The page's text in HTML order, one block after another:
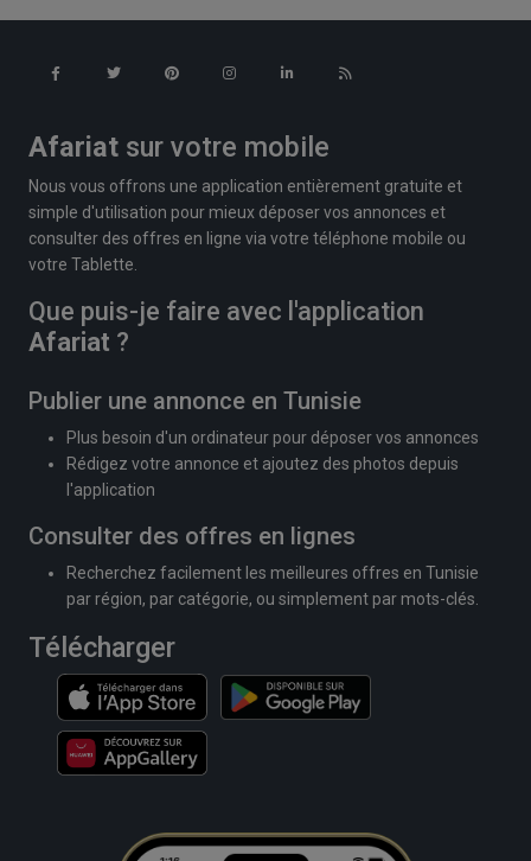
Afariat sur votre mobile
Nous vous offrons une application entièrement gratuite et
simple d'utilisation pour mieux déposer vos annonces et
consulter des offres en ligne via votre téléphone mobile ou
votre Tablette.
Que puis-je faire avec l'application
Afariat ?
Publier une annonce en Tunisie
Plus besoin d'un ordinateur pour déposer vos annonces
Rédigez votre annonce et ajoutez des photos depuis
l'application
Consulter des offres en lignes
Recherchez facilement les meilleures offres en Tunisie
par région, par catégorie, ou simplement par mots-clés.
Télécharger